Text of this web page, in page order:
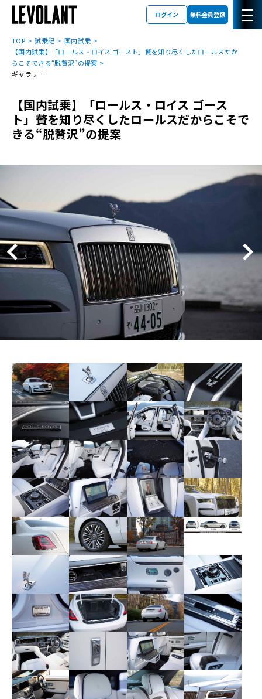
ログイン 無料会員登録
TOP 試乗記
国内試乗
【国内試乗】「ロールス・ロイス ゴースト」贅を知り尽くしたロールスだか
らこそできる“脱贅沢”の提案
ギャラリー
【国内試乗】「ロールス・ロイス ゴース
ト」贅を知り尽くしたロールスだからこそで
きる“脱贅沢”の提案